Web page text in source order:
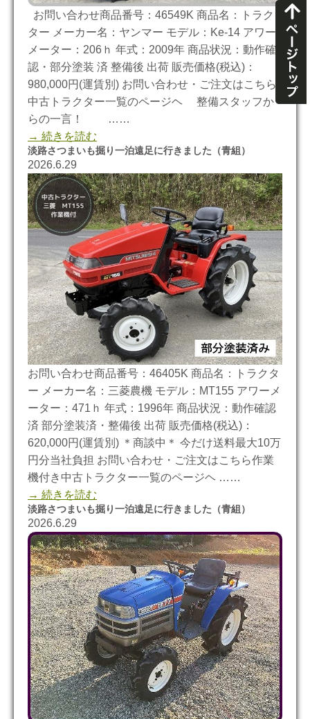
お問い合わせ商品番号：46549K 商品名：トラク
ター メーカー名：ヤンマー モデル：Ke-14 アワー
メーター：206ｈ 年式：2009年 商品状況：動作確
認・部分塗装 済 整備後 出荷 販売価格(税込)：
980,000円(運賃別) お問い合わせ・ご注文はこちら
中古トラクター一覧のページヘ 整備スタッフか
らの一言！ ……
→ 続きを読む
淡路さつまいも掘り一泊遠足に行きました（青組）
2026.6.29
お問い合わせ商品番号：46405K 商品名：トラクタ
ー メーカー名：三菱農機 モデル：MT155 アワーメ
ーター：471ｈ 年式：1996年 商品状況：動作確認
済 部分塗装済・整備後 出荷 販売価格(税込)：
620,000円(運賃別) ＊商談中＊ 今だけ送料最大10万
円分当社負担 お問い合わせ・ご注文はこちら作業
機付き中古トラクター一覧のページヘ ……
→ 続きを読む
淡路さつまいも掘り一泊遠足に行きました（青組）
2026.6.29